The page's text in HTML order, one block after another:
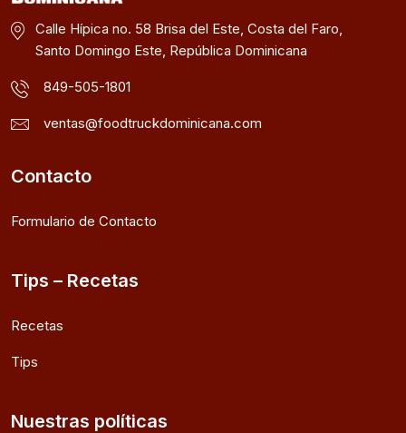
Calle Hípica no. 58 Brisa del Este, Costa del Faro,
Santo Domingo Este, República Dominicana
849-505-1801
ventas@foodtruckdominicana.com
Contacto
Formulario de Contacto
Tips – Recetas
Recetas
Tips
Nuestras políticas